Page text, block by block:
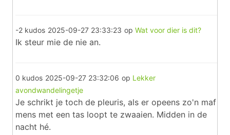
-2 kudos 2025-09-27 23:33:23 op Wat voor dier is dit?
Ik steur mie de nie an.
0 kudos 2025-09-27 23:32:06 op Lekker
avondwandelingetje
Je schrikt je toch de pleuris, als er opeens zo'n maf
mens met een tas loopt te zwaaien. Midden in de
nacht hé.